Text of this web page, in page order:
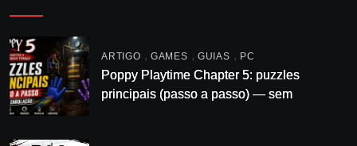
ARTIGO , GAMES , GUIAS , PC
Poppy Playtime Chapter 5: puzzles
principais (passo a passo) — sem